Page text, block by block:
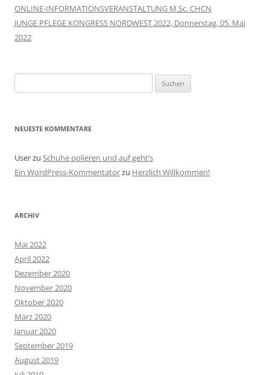
ONLINE-INFORMATIONSVERANSTALTUNG M.Sc. CHCN
JUNGE PFLEGE KONGRESS NORDWEST 2022, Donnerstag, 05. Mai
2022
nach:
NEUESTE KOMMENTARE
Userzu Schuhe polieren und auf geht’s
Ein WordPress-Kommentatorzu Herzlich Willkommen!
ARCHIV
Mai 2022
April 2022
Dezember 2020
November 2020
Oktober 2020
März 2020
Januar 2020
September 2019
August 2019